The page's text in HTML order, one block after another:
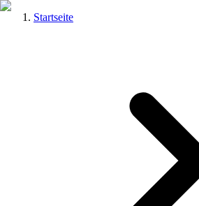
Startseite